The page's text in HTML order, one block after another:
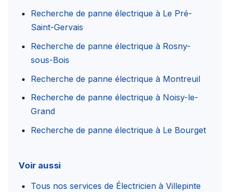
Recherche de panne électrique à Le Pré-
Saint-Gervais
Recherche de panne électrique à Rosny-
sous-Bois
Recherche de panne électrique à Montreuil
Recherche de panne électrique à Noisy-le-
Grand
Recherche de panne électrique à Le Bourget
Voir aussi
Tous nos services de Électricien à Villepinte